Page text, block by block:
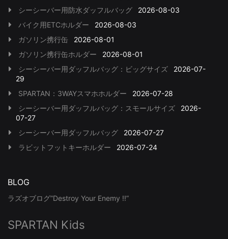
シーシーバー用防水ダッフルバッグ
2026-08-03
バイク用ETCホルダー
2026-08-03
ガソリン携行缶
2026-08-01
ガソリン携行缶ホルダー
2026-08-01
シーシーバー用ダッフルバッグ：ビッグサイズ
2026-07-
29
SPARTAN：3WAYスマホホルダー
2026-07-28
シーシーバー用ダッフルバッグ：スモールサイズ
2026-
07-27
シーシーバー用ダッフルバッグ
2026-07-27
ラビットフットキーホルダー
2026-07-24
BLOG
ラズオブログ”Destroy Your Enemy !!”
SPARTAN Kids